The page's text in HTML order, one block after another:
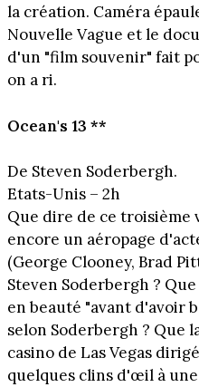
la création. Caméra
Nouvelle Vague et le
d'un "film souvenir" fait
on a ri.
Ocean's 13 **
De Steven Soderbergh.
Etats-Unis – 2h
Que dire de ce troisième
encore un aéropage
(George Clooney, Brad
Steven Soderbergh ?
en beauté "avant d'avoir
selon Soderbergh ? Que
casino de Las Vegas
quelques clins d'œil à